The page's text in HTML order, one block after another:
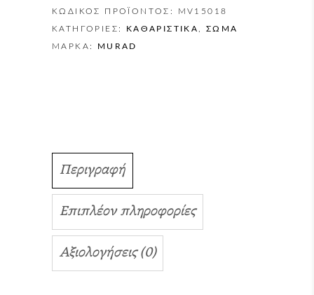
ΚΩΔΙΚΌΣ ΠΡΟΪΌΝΤΟΣ: MV15018
ΚΑΤΗΓΟΡΊΕΣ: ΚΑΘΑΡΙΣΤΙΚΆ ,ΣΏΜΑ
ΜΆΡΚΑ: MURAD
Περιγραφή
Επιπλέον πληροφορίες
Αξιολογήσεις (0)